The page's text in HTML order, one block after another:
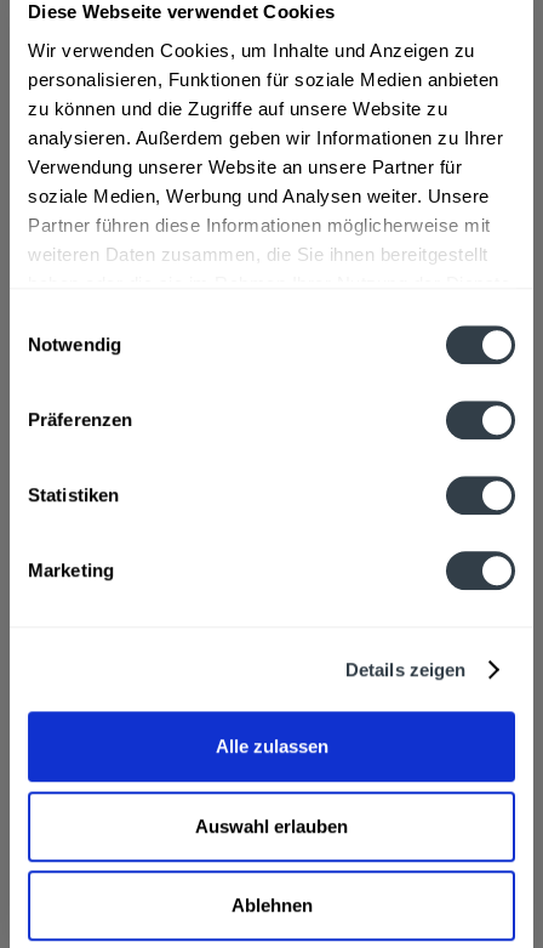
Diese Webseite verwendet Cookies
Wir verwenden Cookies, um Inhalte und Anzeigen zu
personalisieren, Funktionen für soziale Medien anbieten
zu können und die Zugriffe auf unsere Website zu
analysieren. Außerdem geben wir Informationen zu Ihrer
Verwendung unserer Website an unsere Partner für
soziale Medien, Werbung und Analysen weiter. Unsere
Partner führen diese Informationen möglicherweise mit
weiteren Daten zusammen, die Sie ihnen bereitgestellt
Notwendig
Präferenzen
Statistiken
Marketing
Details zeigen
Alle zulassen
Auswahl erlauben
Ablehnen
Beschreibung
mehr
"Bad Driburger Still 12 x 0,75l"
Material:
Glas - Mehrweg
Flaschengröße:
0,7 - 0,75 l
Fragen zum Artikel?
Weitere Artikel von Bad Driburger
Natürliches Mineralwasser ohne Kohlensäure
mittels Großbuchstaben besonders hervorgehoben
Bad Driburger Naturparkquellen, Gräfin-Margarete-Allee 1, Bad
Driburgmehr
Kalium
0,24 mg
3,36 mg
Calcium
8,17 mg
0,8 mg
Nitrat
0,03 mg
5,3 mg